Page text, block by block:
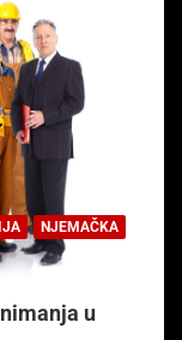
NJEMAČKA
u